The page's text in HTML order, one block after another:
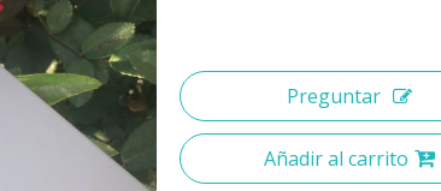
Preguntar
Añadir al carrito